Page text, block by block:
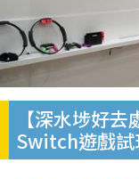
【深水埗好
Switch遊戲試